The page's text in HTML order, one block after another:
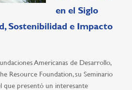
en el Siglo
Sostenibilidad e Impacto
Americanas de Desarrollo,
Resource Foundation, su Seminario
que presentó un interesante